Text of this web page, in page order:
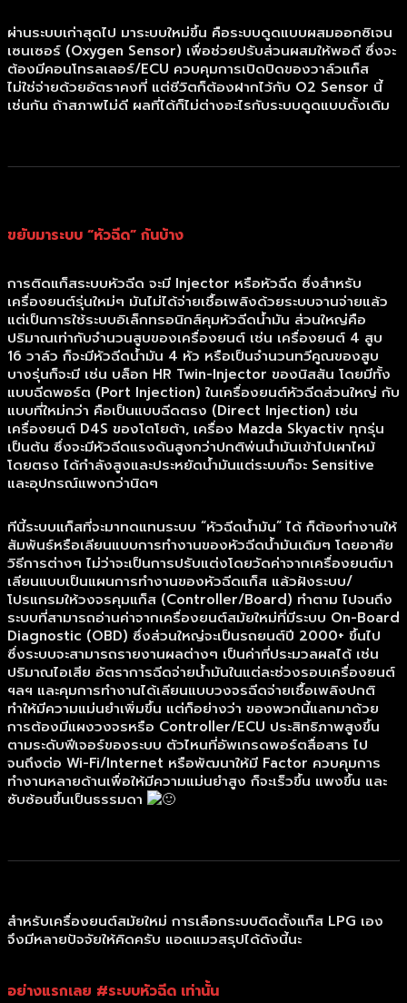
ผ่านระบบเก่าสุดไป มาระบบใหม่ขึ้น คือระบบดูดแบบผสมออกซิเจน
เซนเซอร์ (Oxygen Sensor) เพื่อช่วยปรับส่วนผสมให้พอดี ซึ่งจะ
ต้องมีคอนโทรลเลอร์/ECU ควบคุมการเปิดปิดของวาล์วแก็ส
ไม่ใช่จ่ายด้วยอัตราคงที่ แต่ชีวิตก็ต้องฝากไว้กับ O2 Sensor นี้
เช่นกัน ถ้าสภาพไม่ดี ผลที่ได้ก็ไม่ต่างอะไรกับระบบดูดแบบดั้งเดิม
ขยับมาระบบ “หัวฉีด” กันบ้าง
การติดแก็สระบบหัวฉีด จะมี Injector หรือหัวฉีด ซึ่งสำหรับ
เครื่องยนต์รุ่นใหม่ๆ มันไม่ได้จ่ายเชื้อเพลิงด้วยระบบจานจ่ายแล้ว
แต่เป็นการใช้ระบบอิเล็กทรอนิกส์คุมหัวฉีดน้ำมัน ส่วนใหญ่คือ
ปริมาณเท่ากับจำนวนสูบของเครื่องยนต์ เช่น เครื่องยนต์ 4 สูบ
16 วาล์ว ก็จะมีหัวฉีดน้ำมัน 4 หัว หรือเป็นจำนวนทวีคูณของสูบ
บางรุ่นก็จะมี เช่น บล็อก HR Twin-Injector ของนิสสัน โดยมีทั้ง
แบบฉีดพอร์ต (Port Injection) ในเครื่องยนต์หัวฉีดส่วนใหญ่ กับ
แบบที่ใหม่กว่า คือเป็นแบบฉีดตรง (Direct Injection) เช่น
เครื่องยนต์ D4S ของโตโยต้า, เครื่อง Mazda Skyactiv ทุกรุ่น
เป็นต้น ซึ่งจะมีหัวฉีดแรงดันสูงกว่าปกติพ่นน้ำมันเข้าไปเผาไหม้
โดยตรง ได้กำลังสูงและประหยัดน้ำมันแต่ระบบก็จะ Sensitive
และอุปกรณ์แพงกว่านิดๆ
ทีนี้ระบบแก็สที่จะมาทดแทนระบบ “หัวฉีดน้ำมัน” ได้ ก็ต้องทำงานให้
สัมพันธ์หรือเลียนแบบการทำงานของหัวฉีดน้ำมันเดิมๆ โดยอาศัย
วิธีการต่างๆ ไม่ว่าจะเป็นการปรับแต่งโดยวัดค่าจากเครื่องยนต์มา
เลียนแบบเป็นแผนการทำงานของหัวฉีดแก็ส แล้วฝังระบบ/
โปรแกรมให้วงจรคุมแก็ส (Controller/Board) ทำตาม ไปจนถึง
ระบบที่สามารถอ่านค่าจากเครื่องยนต์สมัยใหม่ที่มีระบบ On-Board
Diagnostic (OBD) ซึ่งส่วนใหญ่จะเป็นรถยนต์ปี 2000+ ขึ้นไป
ซึ่งระบบจะสามารถรายงานผลต่างๆ เป็นค่าที่ประมวลผลได้ เช่น
ปริมาณไอเสีย อัตราการฉีดจ่ายน้ำมันในแต่ละช่วงรอบเครื่องยนต์
ฯลฯ และคุมการทำงานได้เลียนแบบวงจรฉีดจ่ายเชื้อเพลิงปกติ
ทำให้มีความแม่นยำเพิ่มขึ้น แต่ก็อย่างว่า ของพวกนี้แลกมาด้วย
การต้องมีแผงวงจรหรือ Controller/ECU ประสิทธิภาพสูงขึ้น
ตามระดับฟีเจอร์ของระบบ ตัวไหนที่อัพเกรดพอร์ตสื่อสาร ไป
จนถึงต่อ Wi-Fi/Internet หรือพัฒนาให้มี Factor ควบคุมการ
ทำงานหลายด้านเพื่อให้มีความแม่นยำสูง ก็จะเร็วขึ้น แพงขึ้น และ
ซับซ้อนขึ้นเป็นธรรมดา
สำหรับเครื่องยนต์สมัยใหม่ การเลือกระบบติดตั้งแก็ส LPG เอง
จึงมีหลายปัจจัยให้คิดครับ แอดแมวสรุปได้ดังนี้นะ
อย่างแรกเลย #ระบบหัวฉีด เท่านั้น